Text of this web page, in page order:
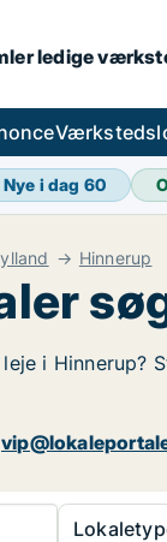
ledige
Nye i dag 60
Hinnerup
i Hinnerup?